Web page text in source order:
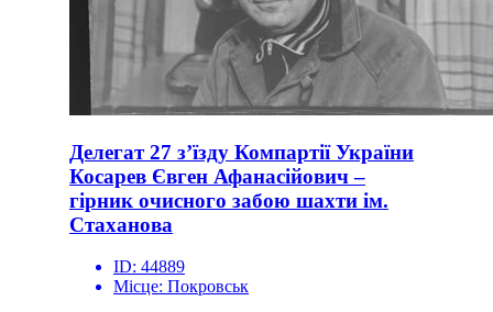
Делегат 27 з’їзду Компартії України
Косарев Євген Афанасійович –
гірник очисного забою шахти ім.
Стаханова
ID: 44889
Місце: Покровськ